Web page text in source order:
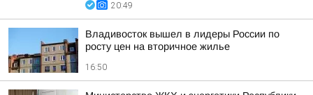
20:49
Владивосток вышел в лидеры России по
росту цен на вторичное жилье
16:50